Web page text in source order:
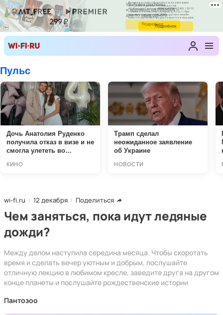
wi-fi.ru 12 декабря Поделиться
Чем заняться, пока идут ледяные
дожди?
Между делом наступила середина месяца. Чтобы скоротать
время и сделать вечер уютным и добрым, послушайте
отличную лекцию в любимом кресле, заведите друга на другом
конце планеты и послушайте рождественские истории
Пантозоо